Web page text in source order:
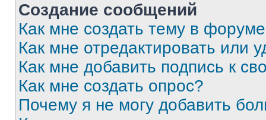
Создание сообщений
Как мне создать тему в
Как мне отредактировать или
Как мне добавить подпись к
Как мне создать опрос?
Почему я не могу добавить